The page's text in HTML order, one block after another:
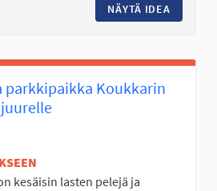
NÄYTÄ IDEA
parkkipaikka Koukkarin
kesäisin lasten pelejä ja